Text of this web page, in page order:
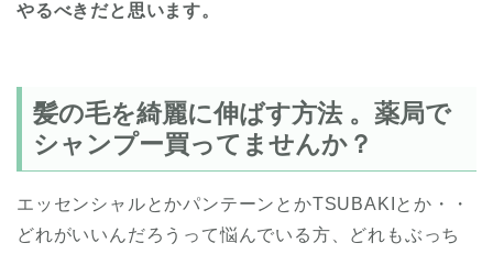
やるべきだと思います。
髪の毛を綺麗に伸ばす方法 。薬局で
シャンプー買ってませんか？
エッセンシャルとかパンテーンとかTSUBAKIとか・・
どれがいいんだろうって悩んでいる方、どれもぶっち